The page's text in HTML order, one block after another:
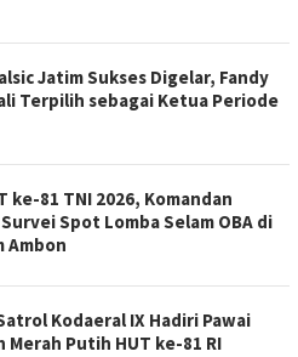
Jatim Sukses Digelar, Fandy
Terpilih sebagai Ketua Periode
ke-81 TNI 2026, Komandan
Spot Lomba Selam OBA di
Ambon
Kodaeral IX Hadiri Pawai
Merah Putih HUT ke-81 RI